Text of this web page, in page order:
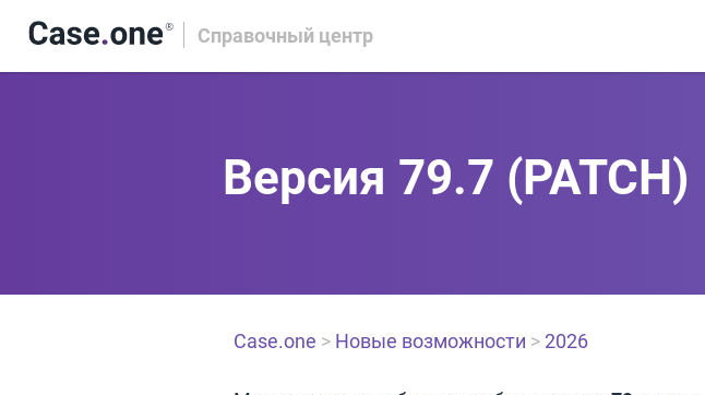
Справочный центр
Версия 79.7 (PATCH)
Case.one > Новые возможности >2026